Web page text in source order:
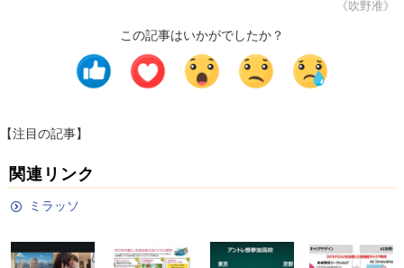
《吹野准》
この記事はいかがでしたか？
【注目の記事】
関連リンク
ミラッソ